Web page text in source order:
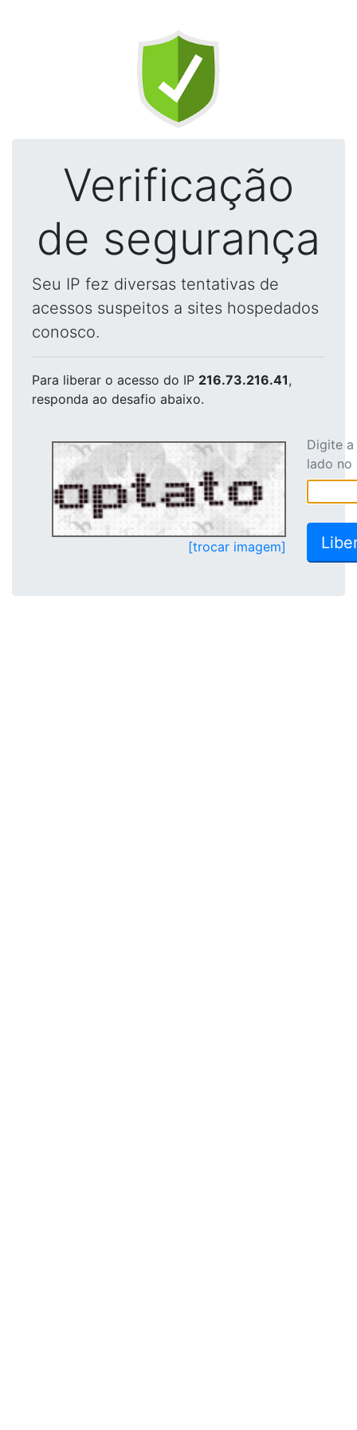
Verificação
de segurança
Seu IP fez diversas tentativas de
acessos suspeitos a sites hospedados
conosco.
Para liberar o acesso do IP 216.73.216.41,
responda ao desafio abaixo.
[trocar imagem]
Digite
lado no